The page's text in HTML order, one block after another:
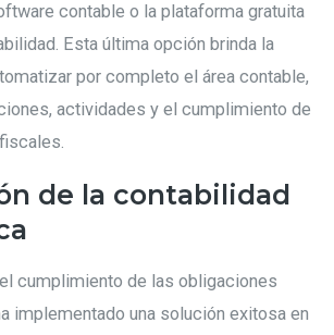
contable o la plataforma gratuita
Esta última opción brinda la
por completo el área contable,
actividades y el cumplimiento de
de la contabilidad
cumplimiento de las obligaciones
implementado una solución exitosa en